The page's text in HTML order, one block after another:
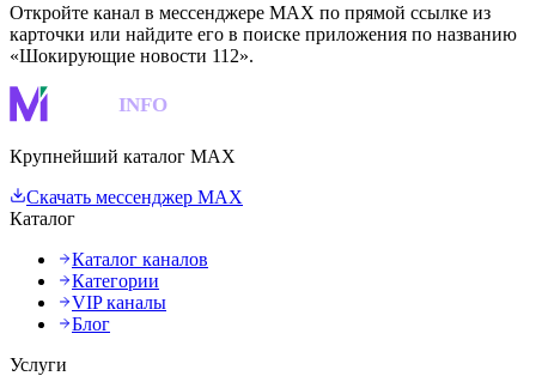
Откройте канал в мессенджере MAX по прямой ссылке из
карточки или найдите его в поиске приложения по названию
«Шокирующие новости 112».
INFO
Крупнейший каталог MAX
Скачать мессенджер MAX
Каталог
Каталог каналов
Категории
VIP каналы
Блог
Услуги